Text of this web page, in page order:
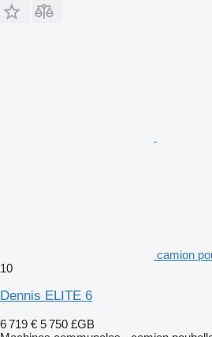
camion
10
Dennis ELITE 6
6 719 € 5 750 £GB